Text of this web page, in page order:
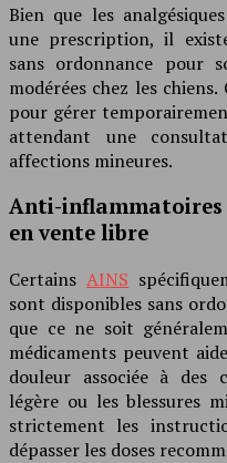
Bien que les
une prescription, il
sans ordonnance pour
modérées chez les
pour gérer
attendant une
affections mineures.
Anti-inflammatoires
en vente libre
CertainsAINS
sont disponibles sans
que ce ne soit
médicaments peuvent
douleur associée à des
légère ou les blessures
strictement les
dépasser les doses